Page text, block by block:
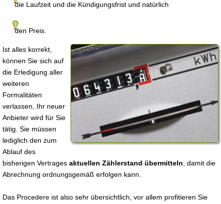
die Laufzeit und die Kündigungsfrist und natürlich
den Preis.
Ist alles korrekt,
können Sie sich auf
die Erledigung aller
weiteren
Formalitäten
verlassen, Ihr neuer
Anbieter wird für Sie
tätig. Sie müssen
lediglich den zum
Ablauf des
bisherigen Vertrages aktuellen Zählerstand übermitteln , damit die
Abrechnung ordnungsgemäß erfolgen kann.
Das Procedere ist also sehr übersichtlich, vor allem profitieren Sie